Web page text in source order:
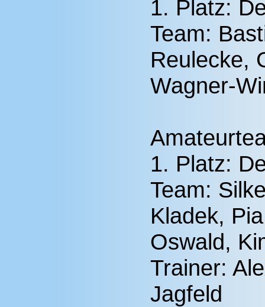
1. Platz:
Team:
Reulecke,
Wagner-
1. Platz:
Team:
Kladek,
Oswald,
Trainer:
Jagfeld